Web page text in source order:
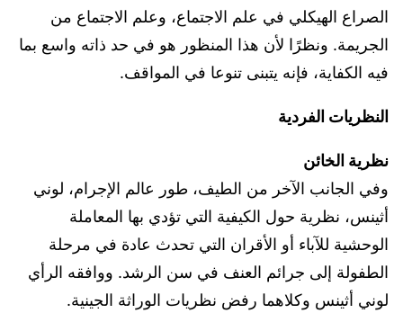
الصراع الهيكلي في علم الاجتماع، وعلم الاجتماع من
الجريمة. ونظرًا لأن هذا المنظور هو في حد ذاته واسع بما
فيه الكفاية، فإنه يتبنى تنوعا في المواقف.
النظريات الفردية
نظرية الخائن
وفي الجانب الآخر من الطيف، طور عالم الإجرام، لوني
أثينس، نظرية حول الكيفية التي تؤدي بها المعاملة
الوحشية للآباء أو الأقران التي تحدث عادة في مرحلة
الطفولة إلى جرائم العنف في سن الرشد. ووافقه الرأي
لوني أثينس وكلاهما رفض نظريات الوراثة الجينية.